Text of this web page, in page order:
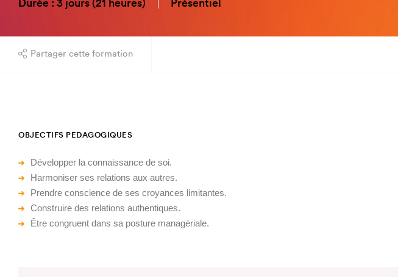
Durée : 3 jours (21 heures) Présentiel
Partager cette formation
OBJECTIFS PEDAGOGIQUES
Développer la connaissance de soi.
Harmoniser ses relations aux autres.
Prendre conscience de ses croyances limitantes.
Construire des relations authentiques.
Être congruent dans sa posture managériale.